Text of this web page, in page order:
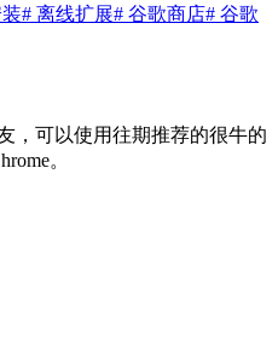
# 离线扩展# 谷歌商店# 谷歌
，可以使用往期推荐的很牛的
。